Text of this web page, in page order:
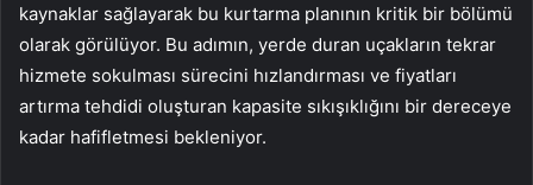
kaynaklar sağlayarak bu kurtarma planının kritik bir bölümü
olarak görülüyor. Bu adımın, yerde duran uçakların tekrar
hizmete sokulması sürecini hızlandırması ve fiyatları
artırma tehdidi oluşturan kapasite sıkışıklığını bir dereceye
kadar hafifletmesi bekleniyor.